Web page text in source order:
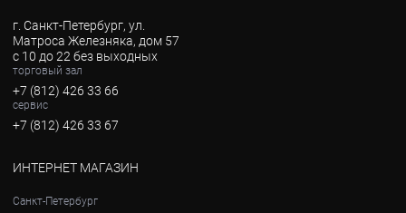
г. Санкт-Петербург, ул.
Матроса Железняка, дом 57
с 10 до 22 без выходных
торговый зал
+7 (812) 426 33 66
сервис
+7 (812) 426 33 67
ИНТЕРНЕТ МАГАЗИН
Санкт-Петербург